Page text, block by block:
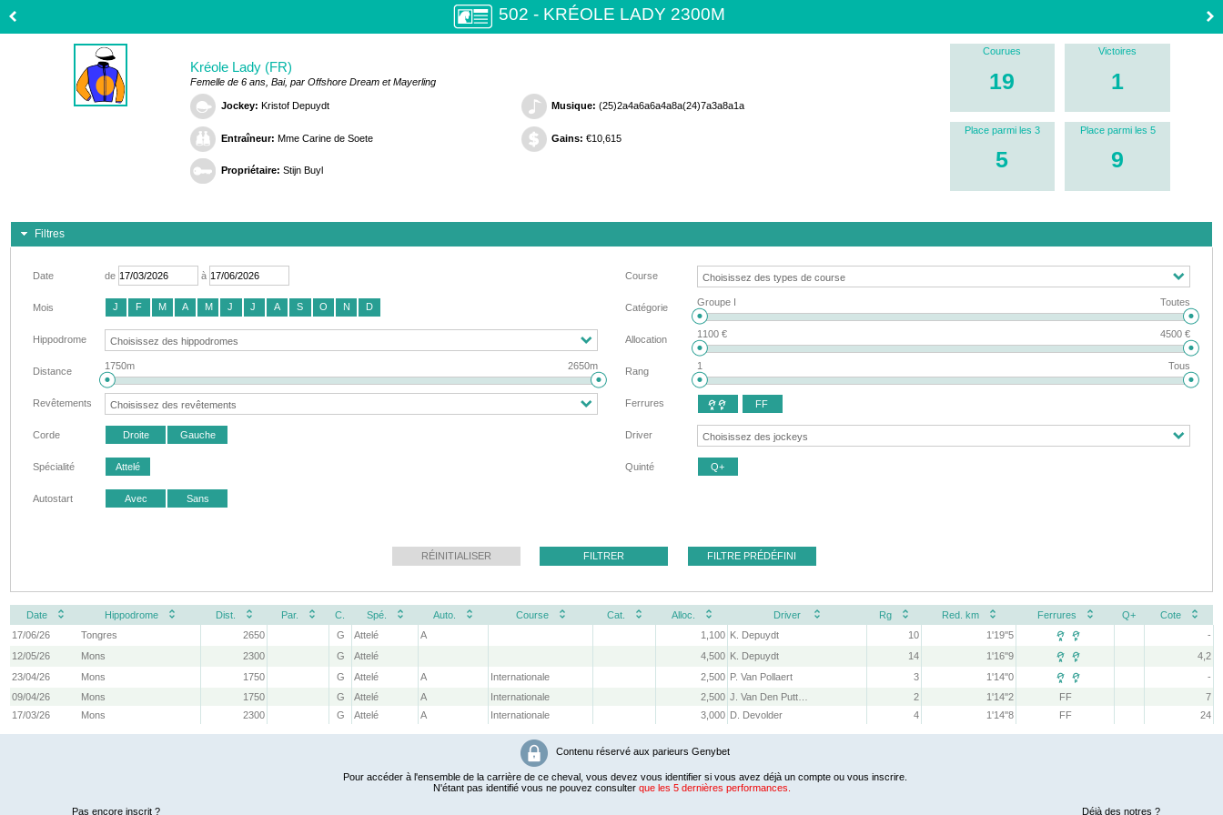
502 - KRÉOLE LADY 2300M
Kréole Lady (FR)
Femelle de 6 ans, Bai, par Offshore Dream et Mayerling
Jockey: Kristof Depuydt
Entraîneur: Mme Carine de Soete
Propriétaire: Stijn Buyl
Musique: (25)2a4a6a6a4a8a(24)7a3a8a1a
Gains: €10,615
Courues
19
Victoires
1
Place parmi les 3
5
Place parmi les 5
9
Filtres
Date de à
Mois J F M A M J J A S O N D
Hippodrome
Distance 1750m 2650m
Revêtements
Corde Droite Gauche
Spécialité Attelé
Autostart Avec Sans
Course
Catégorie Groupe I Toutes
Allocation 1100 € 4500 €
Rang 1 Tous
Ferrures  FF
Driver
Quinté Q+
RÉINITIALISER FILTRER FILTRE PRÉDÉFINI
Date Hippodrome Dist. Par. C. Spé. Auto. Course Cat. Alloc. Driver Rg Red. km Ferrures Q+
Cote
17/06/26
Tongres 2650 G Attelé A 1,100 K. Depuydt 10 1'19''5  
-
12/05/26
Mons 2300 G Attelé 4,500 K. Depuydt 14 1'16''9  
4,2
23/04/26
Mons 1750 G Attelé A Internationale 2,500 P. Van Pollaert 3 1'14''0  
-
09/04/26
Mons 1750 G Attelé A Internationale 2,500 2 1'14''2 FF
7
17/03/26
Mons 2300 G Attelé A Internationale 3,000 D. Devolder 4 1'14''8 FF 24
Contenu réservé aux parieurs Genybet
Pour accéder à l'ensemble de la carrière de ce cheval, vous devez vous identifier si vous avez déjà un compte ou vous inscrire.
N'étant pas identifié vous ne pouvez consulter que les 5 dernières performances.
Déjà des notres ?
Pas encore inscrit ?